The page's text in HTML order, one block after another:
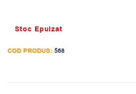
Stoc Epuizat
COD PRODUS: 568